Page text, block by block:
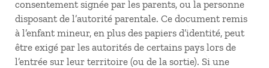
consentement signée par les parents, ou la personne
disposant de l’autorité parentale. Ce document remis
à l’enfant mineur, en plus des papiers d’identité, peut
être exigé par les autorités de certains pays lors de
l’entrée sur leur territoire (ou de la sortie). Si une